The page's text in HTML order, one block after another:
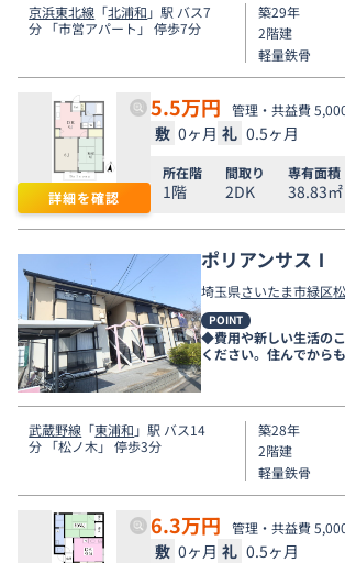
京浜東北線 「北浦和 」駅 バス7
分 「市営アパート」 停歩7分
築29年
2階建
軽量鉄骨
詳細を確認
5.5万円 管理・共益費
敷 0ヶ月 礼 0.5ヶ月
所在階
1階
間取り
2DK
専有面積
38.83㎡
ポリアンサスⅠ
埼玉県さいたま市緑区
POINT
◆費用や新しい生活の
ください。住んでから
しをお手伝いします◆
武蔵野線 「東浦和 」駅 バス14
分 「松ノ木」 停歩3分
築28年
2階建
軽量鉄骨
6.3万円 管理・共益費
敷 0ヶ月 礼 0.5ヶ月